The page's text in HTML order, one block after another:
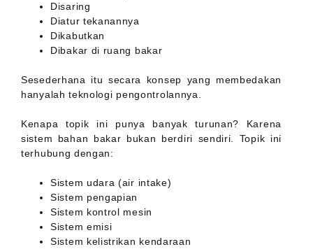
Disaring
Diatur tekanannya
Dikabutkan
Dibakar di ruang bakar
Sesederhana itu secara konsep yang membedakan
hanyalah teknologi pengontrolannya.
Kenapa topik ini punya banyak turunan? Karena
sistem bahan bakar bukan berdiri sendiri. Topik ini
terhubung dengan:
Sistem udara (air intake)
Sistem pengapian
Sistem kontrol mesin
Sistem emisi
Sistem kelistrikan kendaraan